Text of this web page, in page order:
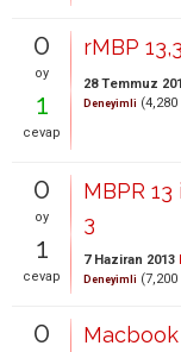
0
oy
1
cevap
rMBP
28 Temmuz
Deneyimli (4,280
0
oy
1
cevap
MBPR
3
7 Haziran 2013
Deneyimli (7,200
0 Macbook